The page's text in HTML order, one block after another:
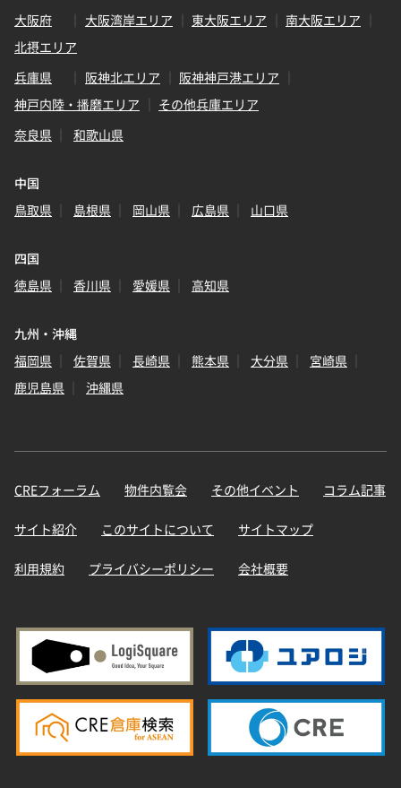
大阪府
大阪湾岸エリア 東大阪エリア
南大阪エリア
北摂エリア
兵庫県
阪神北エリア
阪神神戸港エリア
神戸内陸・播磨エリア
その他兵庫エリア
奈良県
和歌山県
中国
鳥取県
島根県 岡山県 広島県 山口県
四国
徳島県
香川県 愛媛県 高知県
九州・沖縄
福岡県
佐賀県 長崎県 熊本県 大分県
宮崎県
鹿児島県
沖縄県
CREフォーラム 物件内覧会 その他イベント コラム記事
サイト紹介 このサイトについて サイトマップ
利用規約 プライバシーポリシー 会社概要